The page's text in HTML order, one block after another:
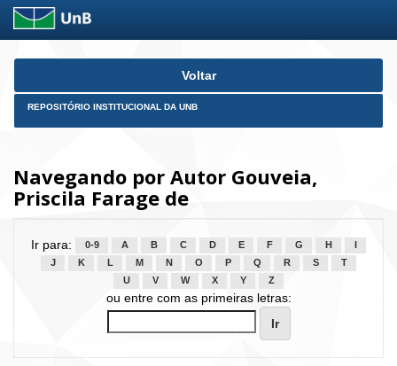
Skip
Voltar
REPOSITÓRIO INSTITUCIONAL DA UNB
Navegando por Autor Gouveia,
Priscila Farage de
Ir para: 0-9 A B C D E F G H
J
K L M N O P Q R S
T
U
V W X Y Z
ou entre com as primeiras letras: